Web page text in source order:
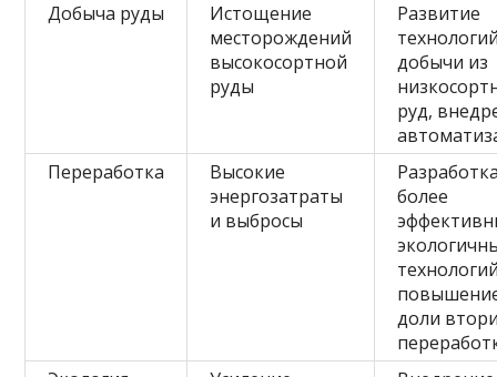
Добыча руды
Истощение
месторождений
высокосортной
руды
Развитие
добычи из
руд,
Переработка
Высокие
энергозатраты
и выбросы
более
доли